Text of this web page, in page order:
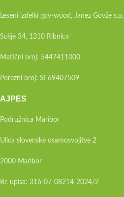
Leseni izdelki gov-wood, Janez Govže s.p.
Sušje 34, 1310 Ribnica
Matični broj: 5447411000
Porezni broj: SI 69407509
AJPES
Podružnica Maribor
Ulica slovenske osamosvojitve 2
2000 Maribor
Br. upisa: 316-07-08214-2024/2